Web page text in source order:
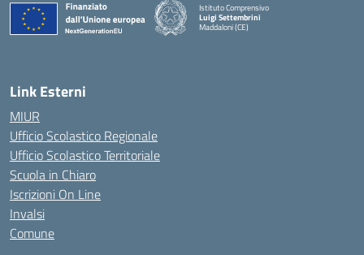
Istituto Comprensivo
Luigi Settembrini
Maddaloni (CE)
Link Esterni
MIUR
Ufficio Scolastico Regionale
Ufficio Scolastico Territoriale
Scuola in Chiaro
Iscrizioni On Line
Invalsi
Comune